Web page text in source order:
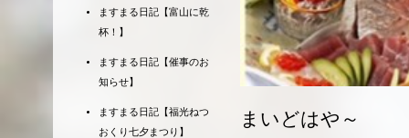
まいどはや～
ますまる日記【富山に乾
杯！】
ますまる日記【催事のお
知らせ】
ますまる日記【福光ねつ
おくり七夕まつり】